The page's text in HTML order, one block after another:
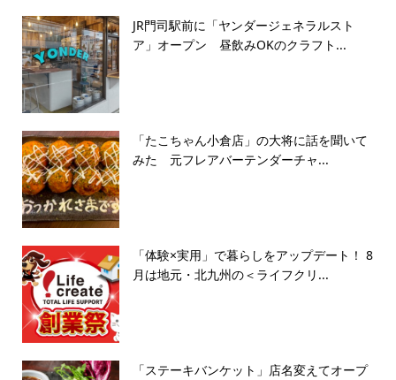
JR門司駅前に「ヤンダージェネラルスト
ア」オープン 昼飲みOKのクラフト...
「たこちゃん小倉店」の大将に話を聞いて
みた 元フレアバーテンダーチャ...
「体験×実用」で暮らしをアップデート！ 8
月は地元・北九州の＜ライフクリ...
「ステーキバンケット」店名変えてオープ